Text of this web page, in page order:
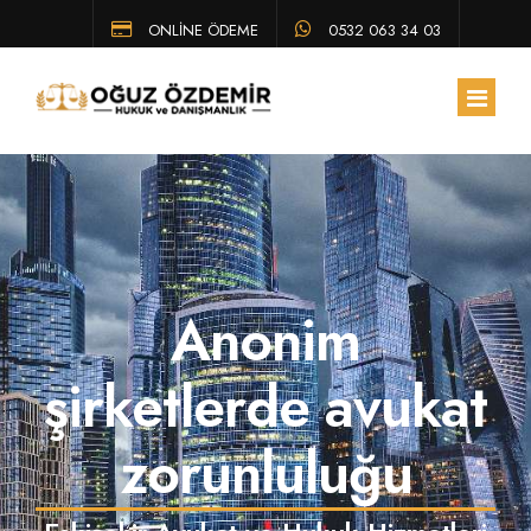
ONLİNE ÖDEME 0532 063 34 03
ANA SAYFA
HAKKIMIZDA
EKIBIMIZ
ÇALIŞMA ALANLARIMIZ
HUKUK BÜLTENI
SSS
Anonim
şirketlerde avukat
zorunluluğu